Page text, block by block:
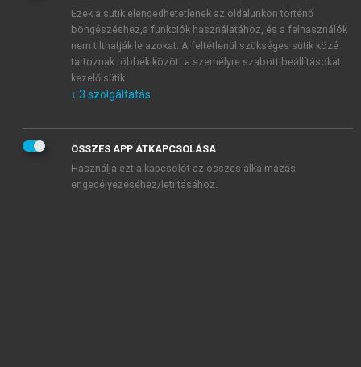
veszem és elfogadom.
Általános vásárlási feltételeket, valamint a szotar.netés a
mersz.huoldalak licencszerződéseiben foglaltakat
tudomásul veszem és elfogadom.
KIPRÓBÁLOM
Ezek a sütik elengedhetetlenek az oldalunkon történő
böngészéshez,a funkciók használatához, és a felhasználók
nem tilthatják le azokat. A feltétlenül szükséges sütik közé
tartoznak többek között a személyre szabott beállításokat
kezelő sütik.
↓ 3 szolgáltatás
ÖSSZES APP ÁTKAPCSOLÁSA
Használja ezt a kapcsolót az összes alkalmazás
engedélyezéséhez/letiltásához.